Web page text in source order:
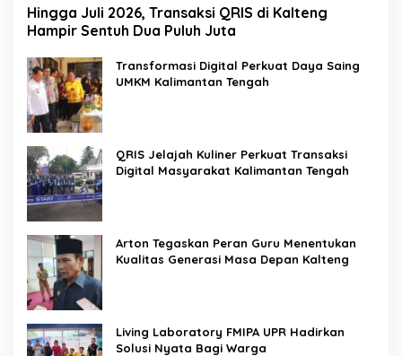
Hingga Juli 2026, Transaksi QRIS di Kalteng
Hampir Sentuh Dua Puluh Juta
Transformasi Digital Perkuat Daya Saing
UMKM Kalimantan Tengah
QRIS Jelajah Kuliner Perkuat Transaksi
Digital Masyarakat Kalimantan Tengah
Arton Tegaskan Peran Guru Menentukan
Kualitas Generasi Masa Depan Kalteng
Living Laboratory FMIPA UPR Hadirkan
Solusi Nyata Bagi Warga